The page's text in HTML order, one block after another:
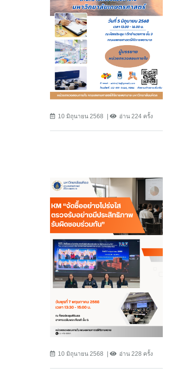
10 มิถุนายน 2568 อ่าน 224 ครั้ง
10 มิถุนายน 2568 อ่าน 228 ครั้ง